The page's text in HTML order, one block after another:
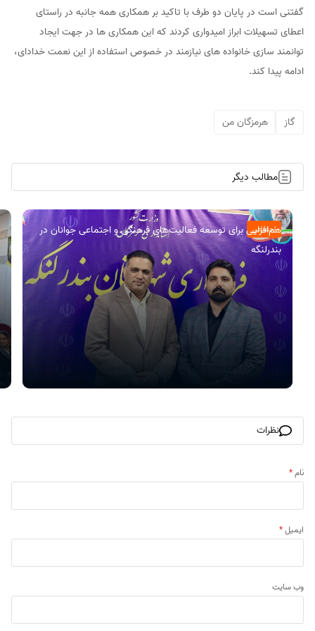
گفتنی است در پایان دو طرف با تاکید بر همکاری همه جانبه در راستای
اعطای تسهیلات ابراز امیدواری کردند که این همکاری ها در جهت ایجاد
توانمند سازی خانواده های نیازمند در خصوص استفاده از این نعمت خدادای،
ادامه پیدا کند.
گاز هرمزگان من
مطالب دیگر
اجتماعی
هم‌افزایی برای توسعه فعالیت‌های فرهنگی و اجتماعی جوانان در
بندرلنگه
نظرات
نام*
ایمیل*
وب‌ سایت